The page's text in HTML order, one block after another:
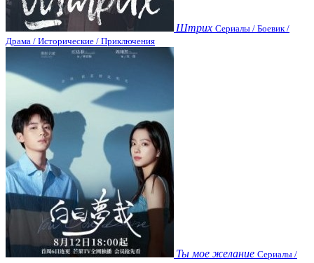
Штрих Сериалы / Боевик /
Драма / Исторические / Приключения
Ты мое желание Сериалы /